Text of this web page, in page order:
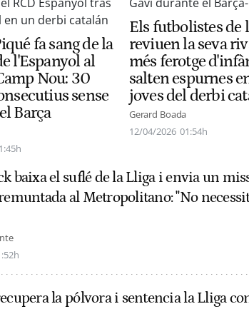
fa sang de la
l'Espanyol al
Nou: 30
sense
Barça
Els futbolistes de
reviuen la seva
més ferotge
salten espurnes
joves del derbi
Gerard Boada
12/04/2026 01:54h
baixa el suflé de la Lliga i envia un
al Metropolitano: "No
la pólvora i sentencia la Lliga